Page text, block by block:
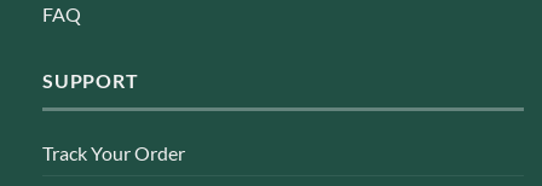
FAQ
SUPPORT
Track Your Order